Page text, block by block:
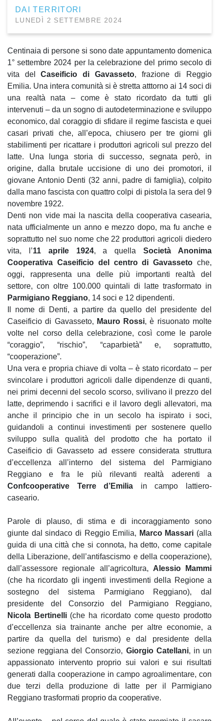
DAI TERRITORI
LUNEDÌ 2 SETTEMBRE 2024
Centinaia di persone si sono date appuntamento domenica
1° settembre 2024 per la celebrazione del primo secolo di
vita delCaseificio di Gavasseto, frazione di Reggio
Emilia. Una intera comunità si è stretta atttorno ai 14 soci di
una realtà nata – come è stato ricordato da tutti gli
intervenuti – da un sogno di autodeterminazione e sviluppo
economico, dal coraggio di sfidare il regime fascista e quei
casari privati che, all’epoca, chiusero per tre giorni gli
stabilimenti per ricattare i produttori agricoli sul prezzo del
latte. Una lunga storia di successo, segnata però, in
origine, dalla brutale uccisione di uno dei promotori, il
giovane Antonio Denti (32 anni, padre di famiglia), colpito
dalla mano fascista con quattro colpi di pistola la sera del 9
novembre 1922.
Denti non vide mai la nascita della cooperativa casearia,
nata ufficialmente un anno e mezzo dopo, ma fu anche e
soprattutto nel suo nome che 22 produttori agricoli diedero
vita, l’11 aprile 1924, a quellaSocietà Anonima
Cooperativa Caseificio del centro di Gavasseto che,
oggi, rappresenta una delle più importanti realtà del
settore, con oltre 100.000 quintali di latte trasformato in
Parmigiano Reggiano, 14 soci e 12 dipendenti.
Il nome di Denti, a partire da quello del presidente del
Caseificio di Gavasseto, Mauro Rossi, è risuonato molte
volte nel corso della celebrazione, così come le parole
“coraggio”, “rischio”, “caparbietà” e, soprattutto,
“cooperazione”.
Una vera e propria chiave di volta – è stato ricordato – per
svincolare i produttori agricoli dalle dipendenze di quanti,
nei primi decenni del secolo scorso, svilivano il prezzo del
latte, deprimendo i sacrifici e il lavoro degli allevatori, ma
anche il principio che in un secolo ha ispirato i soci,
guidandoli a continui investimenti per sostenere quello
sviluppo sulla qualità del prodotto che ha portato il
Caseificio di Gavasseto ad essere considerata struttura
d’eccellenza all’interno del sistema del Parmigiano
Reggiano e fra le più rilevanti realtà aderenti a
Confcooperative Terre d’Emilia in campo lattiero-
caseario.
Parole di plauso, di stima e di incoraggiamento sono
giunte dal sindaco di Reggio Emilia, Marco Massari (alla
guida di una città che si connota, ha detto, come capitale
della Liberazione, dell’antifascismo e della cooperazione),
dall’assessore regionale all’agricoltura, Alessio Mammi
(che ha ricordato gli ingenti investimenti della Regione a
sostegno del sistema Parmigiano Reggiano), dal
presidente del Consorzio del Parmigiano Reggiano,
Nicola Bertinelli(che ha ricordato come questo prodotto
d’eccellenza sia trainante anche per altre economie, a
partire da quella del turismo) e dal presidente della
sezione reggiana del Consorzio, Giorgio Catellani, in un
appassionato intervento proprio sui valori e sui risultati
generati dalla cooperazione in campo agroalimentare, con
due terzi della produzione di latte per il Parmigiano
Reggiano trasformati proprio da cooperative.